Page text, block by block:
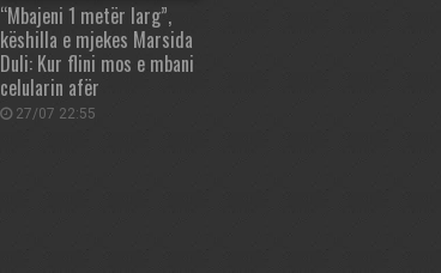
“Mbajeni 1 metër larg”,
këshilla e mjekes Marsida
Duli: Kur flini mos e mbani
celularin afër
27/07 22:55